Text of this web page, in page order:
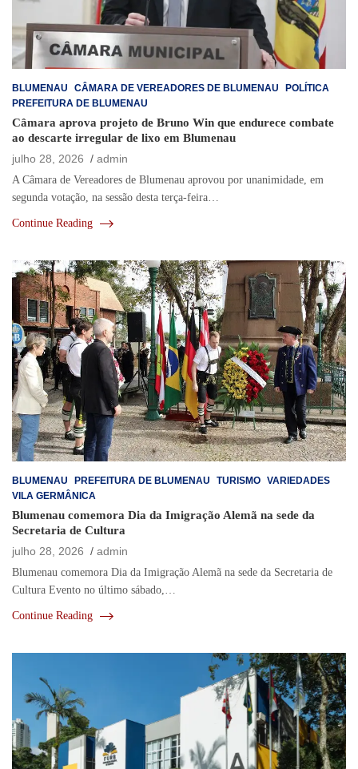
BLUMENAU CÂMARA DE VEREADORES DE BLUMENAU
POLÍTICA
PREFEITURA DE BLUMENAU
Câmara aprova projeto de Bruno Win que endurece combate
ao descarte irregular de lixo em Blumenau
julho 28, 2026
admin
A Câmara de Vereadores de Blumenau aprovou por unanimidade, em
segunda votação, na sessão desta terça-feira…
Continue Reading
BLUMENAU PREFEITURA DE BLUMENAU TURISMO VARIEDADES
VILA GERMÂNICA
Blumenau comemora Dia da Imigração Alemã na sede da
Secretaria de Cultura
julho 28, 2026
admin
Blumenau comemora Dia da Imigração Alemã na sede da Secretaria de
Cultura Evento no último sábado,…
Continue Reading